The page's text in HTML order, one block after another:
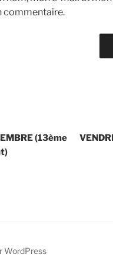
commentaire.
(13ème
WordPress